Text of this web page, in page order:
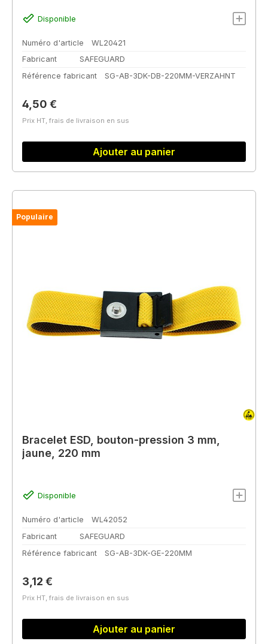
Disponible
Numéro d'article
WL20421
Fabricant
SAFEGUARD
Référence fabricant
SG-AB-3DK-DB-220MM-VERZAHNT
Prix régulier :
4,50 €
Prix HT, frais de livraison en sus
Ajouter au panier
Populaire
Bracelet ESD, bouton-pression 3 mm,
jaune, 220 mm
Disponible
Numéro d'article
WL42052
Fabricant
SAFEGUARD
Référence fabricant
SG-AB-3DK-GE-220MM
Prix régulier :
3,12 €
Prix HT, frais de livraison en sus
Ajouter au panier